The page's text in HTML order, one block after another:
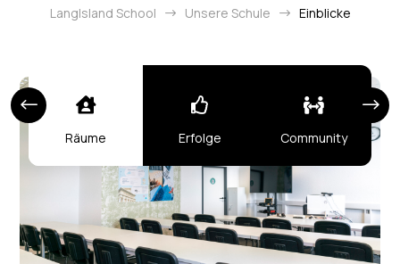
LangIsland School $ Unsere Schule $ Einblicke

Räume

Erfolge

Community